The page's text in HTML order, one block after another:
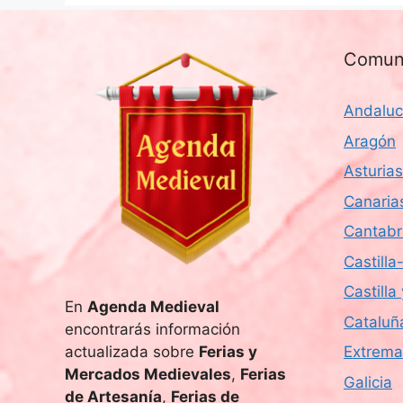
En Agenda Medieval
encontrarás información
actualizada sobre Ferias y
Mercados Medievales, Ferias
de Artesanía, Ferias de
Aragón
Asturias
Castilla
Galicia